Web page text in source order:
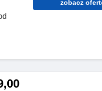
zobacz